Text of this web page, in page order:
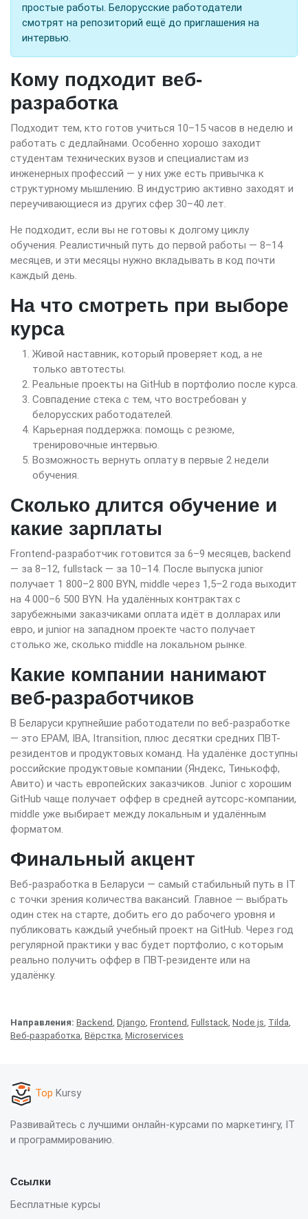
простые работы. Белорусские работодатели
смотрят на репозиторий ещё до приглашения на
интервью.
Кому подходит веб-
разработка
Подходит тем, кто готов учиться 10–15 часов в неделю и
работать с дедлайнами. Особенно хорошо заходит
студентам технических вузов и специалистам из
инженерных профессий — у них уже есть привычка к
структурному мышлению. В индустрию активно заходят и
переучивающиеся из других сфер 30–40 лет.
Не подходит, если вы не готовы к долгому циклу
обучения. Реалистичный путь до первой работы — 8–14
месяцев, и эти месяцы нужно вкладывать в код почти
каждый день.
На что смотреть при выборе
курса
Живой наставник, который проверяет код, а не
только автотесты.
Реальные проекты на GitHub в портфолио после курса.
Совпадение стека с тем, что востребован у
белорусских работодателей.
Карьерная поддержка: помощь с резюме,
тренировочные интервью.
Возможность вернуть оплату в первые 2 недели
обучения.
Сколько длится обучение и
какие зарплаты
Frontend-разработчик готовится за 6–9 месяцев, backend
— за 8–12, fullstack — за 10–14. После выпуска junior
получает 1 800–2 800 BYN, middle через 1,5–2 года выходит
на 4 000–6 500 BYN. На удалённых контрактах с
зарубежными заказчиками оплата идёт в долларах или
евро, и junior на западном проекте часто получает
столько же, сколько middle на локальном рынке.
Какие компании нанимают
веб-разработчиков
В Беларуси крупнейшие работодатели по веб-разработке
— это EPAM, IBA, Itransition, плюс десятки средних ПВТ-
резидентов и продуктовых команд. На удалёнке доступны
российские продуктовые компании (Яндекс, Тинькофф,
Авито) и часть европейских заказчиков. Junior с хорошим
GitHub чаще получает оффер в средней аутсорс-компании,
middle уже выбирает между локальным и удалённым
форматом.
Финальный акцент
Веб-разработка в Беларуси — самый стабильный путь в IT
с точки зрения количества вакансий. Главное — выбрать
один стек на старте, добить его до рабочего уровня и
публиковать каждый учебный проект на GitHub. Через год
регулярной практики у вас будет портфолио, с которым
реально получить оффер в ПВТ-резиденте или на
удалёнку.
Направления: Backend Django Frontend Fullstack Node.js Tilda
Веб-разработка Вёрстка Microservices
Top Kursy
Развивайтесь с лучшими онлайн-курсами по маркетингу, IT
и программированию.
Ссылки
Бесплатные курсы